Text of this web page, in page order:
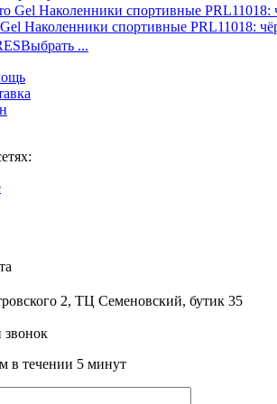
Наколенники спортивные PRL11018:
Выбрать ...
2, ТЦ Семеновский, бутик 35
звонок
в течении 5 минут